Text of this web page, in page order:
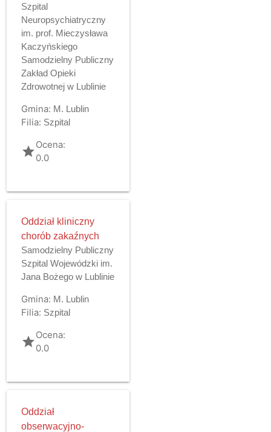
Szpital
Neuropsychiatryczny
im. prof. Mieczysława
Kaczyńskiego
Samodzielny Publiczny
Zakład Opieki
Zdrowotnej w Lublinie
Gmina: M. Lublin
Filia: Szpital
gradeOcena:
0.0
Oddział kliniczny
chorób zakaźnych
Samodzielny Publiczny
Szpital Wojewódzki im.
Jana Bożego w Lublinie
Gmina: M. Lublin
Filia: Szpital
gradeOcena:
0.0
Oddział
obserwacyjno-